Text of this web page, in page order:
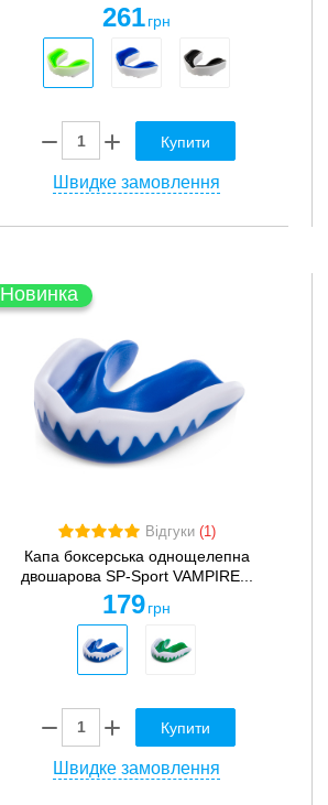
261 грн
Купити
Швидке замовлення
Новинка
Відгуки (1)
Капа боксерська однощелепна
двошарова SP-Sport VAMPIRE...
179 грн
Купити
Швидке замовлення